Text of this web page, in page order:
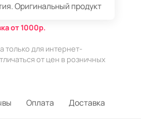
Оригинальный продукт
от 1000р.
только для интернет-
от цен в розничных
Оплата Доставка